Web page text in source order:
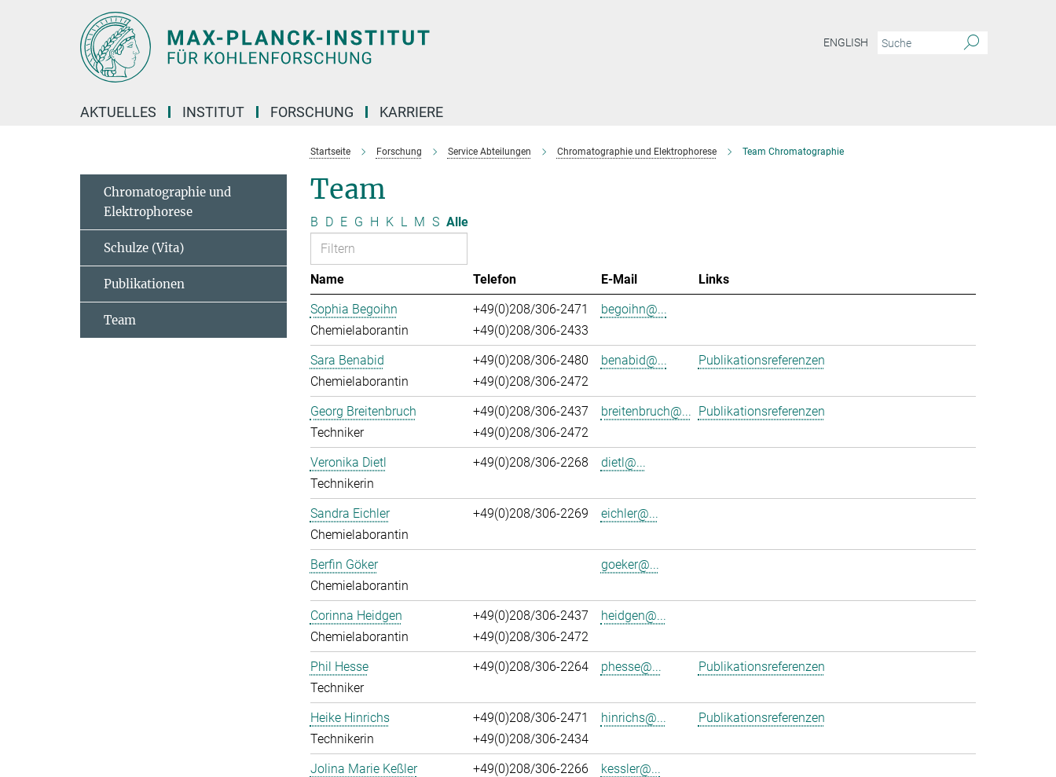
ENGLISH
AKTUELLES INSTITUT FORSCHUNG KARRIERE
Startseite Forschung Service Abteilungen Chromatographie und Elektrophorese Team Chromatographie
Team
B D E G H K L M S Alle
Name Telefon E-Mail
Links
Sophia Begoihn
Chemielaborantin
+49(0)208/306-2471
+49(0)208/306-2433
begoihn@...
Sara Benabid
Chemielaborantin
+49(0)208/306-2480
+49(0)208/306-2472
benabid@... Publikationsreferenzen
Georg Breitenbruch
Techniker
+49(0)208/306-2437
+49(0)208/306-2472
breitenbruch@... Publikationsreferenzen
Veronika Dietl
Technikerin
+49(0)208/306-2268 dietl@...
Sandra Eichler
Chemielaborantin
+49(0)208/306-2269 eichler@...
Berfin Göker
Chemielaborantin
goeker@...
Corinna Heidgen
Chemielaborantin
+49(0)208/306-2437
+49(0)208/306-2472
heidgen@...
Phil Hesse
Techniker
+49(0)208/306-2264 phesse@... Publikationsreferenzen
Heike Hinrichs
Technikerin
+49(0)208/306-2471
+49(0)208/306-2434
hinrichs@... Publikationsreferenzen
Jolina Marie Keßler
+49(0)208/306-2266 kessler@...
Chromatographie und
Elektrophorese
Schulze (Vita)
Publikationen
Team